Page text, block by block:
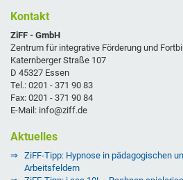
Kontakt
ZiFF - GmbH
Zentrum für integrative Förderung und
Katernberger Straße 107
D 45327 Essen
Tel.: 0201 - 371 90 83
Fax: 0201 - 371 90 84
E-Mail: info@ziff.de
Aktuelles
ZiFF-Tipp: Hypnose in pädagogischen
Arbeitsfeldern